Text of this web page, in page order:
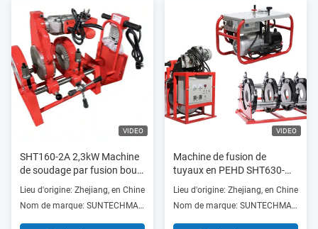
VIDEO
SHT160-2A 2,3kW Machine
de soudage par fusion bout
à bout HDPE 200V Manuel
Haute efficacité
Lieu d'origine: Zhejiang, en Chine
Nom de marque: SUNTECHMACH
VIDEO
Machine de fusion de
tuyaux en PEHD SHT630-
SHY 12.65KW 400mm à
630mm 380V Fournisseur
Lieu d'origine: Zhejiang, en Chine
Nom de marque: SUNTECHMACH